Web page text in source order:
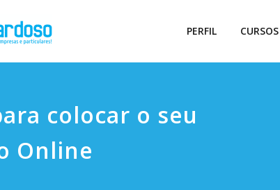
PERFIL CURSOS
colocar o seu
Online